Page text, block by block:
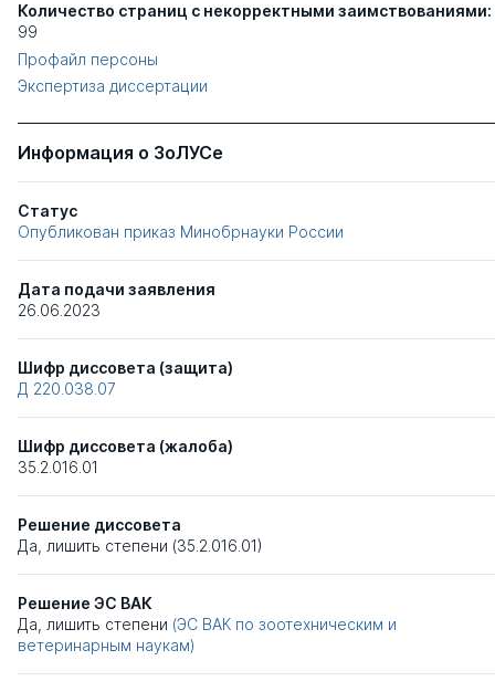
Количество страниц с некорректными заимствованиями:
99
Профайл персоны
Экспертиза диссертации
Информация о ЗоЛУСе
Статус
Опубликован приказ Минобрнауки России
Дата подачи заявления
26.06.2023
Шифр диссовета (защита)
Д 220.038.07
Шифр диссовета (жалоба)
35.2.016.01
Решение диссовета
Да, лишить степени (35.2.016.01)
Решение ЭС ВАК
Да, лишить степени (ЭС ВАК по зоотехническим и
ветеринарным наукам)